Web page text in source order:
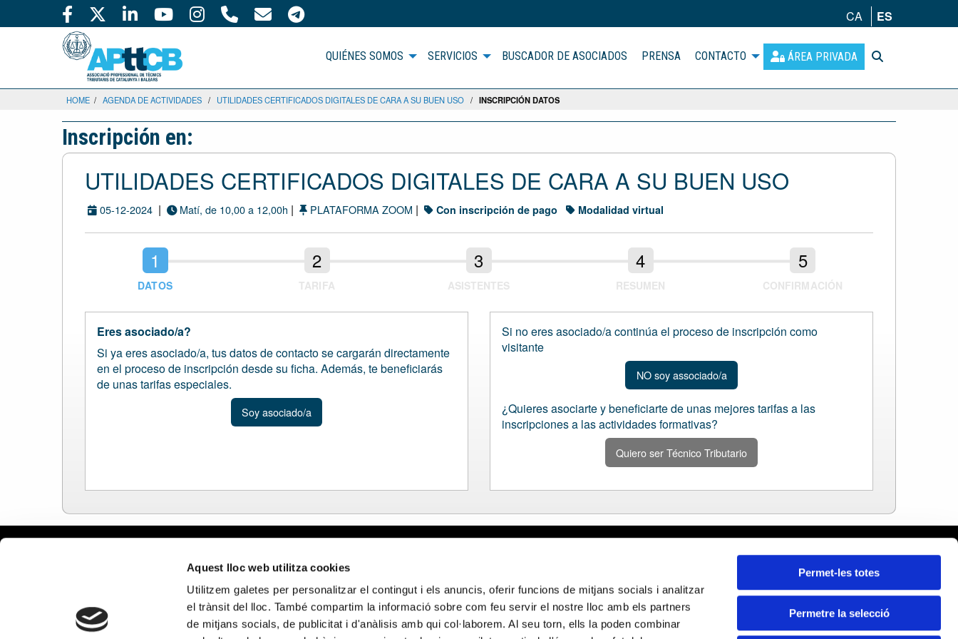
Aquest lloc web utilitza cookies
Utilitzem galetes per personalitzar el contingut i els anuncis, oferir funcions de mitjans socials i analitzar
el trànsit del lloc. També compartim la informació sobre com feu servir el nostre lloc amb els partners
de mitjans socials, de publicitat i d'anàlisis amb qui col·laborem. Al seu torn, ells la poden combinar
Permet-les totes
Permetre la selecció
CA ES
QUIÉNES SOMOS SERVICIOS BUSCADOR DE ASOCIADOS PRENSA CONTACTO ÁREA PRIVADA
HOME / AGENDA DE ACTIVIDADES / UTILIDADES CERTIFICADOS DIGITALES DE CARA A SU BUEN USO / INSCRIPCIÓN DATOS
Inscripción en:
UTILIDADES CERTIFICADOS DIGITALES DE CARA A SU BUEN USO
05-12-2024 | Matí, de 10,00 a 12,00h | PLATAFORMA ZOOM | Con inscripción de pago Modalidad virtual
DATOS TARIFA ASISTENTES RESUMEN CONFIRMACIÓN
Eres asociado/a?
Si ya eres asociado/a, tus datos de contacto se cargarán directamente
en el proceso de inscripción desde su ficha. Además, te beneficiarás
de unas tarifas especiales.
Soy asociado/a
Si no eres asociado/a continúa el proceso de inscripción como
visitante
NO soy associado/a
¿Quieres asociarte y beneficiarte de unas mejores tarifas a las
inscripciones a las actividades formativas?
Quiero ser Técnico Tributario
Política de privacidad
Política de cookies
Política de privacidad
en redes sociales
Delegación Lleida
Delegación Girona
Delegación Tarragona